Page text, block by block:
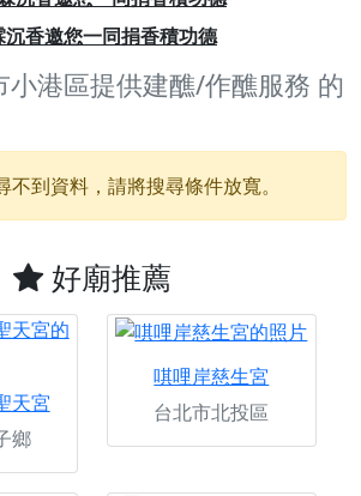
沉香邀您一同捐香積功德
小港區提供建醮/作醮服務 的
不到資料，請將搜尋條件放寬。
好廟推薦
天宮
鄉
唭哩岸慈生宮
台北市北投區